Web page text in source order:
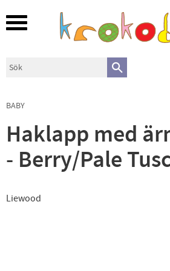
Meny
BABY
Haklapp med
- Berry/Pale
Liewood